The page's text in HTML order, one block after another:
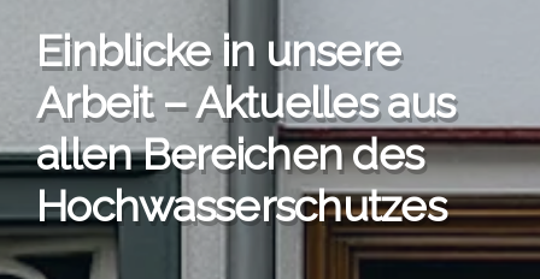
Ein­bli­cke in unse­re
Arbeit – Aktu­el­les aus
allen Berei­chen des
Hoch­was­ser­schut­zes